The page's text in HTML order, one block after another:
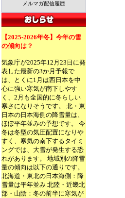
メルマガ配信履歴
【2025-2026年冬】今年の雪
の傾向は？
気象庁が2025年12月23日に発
表した最新の3か月予報で
は、とくに1月は西日本を中
心に強い寒気が南下しやす
く、2月も全国的に冬らしい
寒さになりそうです。 北・東
日本の日本海側の降雪量は、
ほぼ平年並みの予想です。 今
冬は冬型の気圧配置になりや
すく、寒気の南下するタイミ
ングでは、大雪が発生する恐
れがあります。 地域別の降雪
量の傾向は以下の通りです。
北海道・東北の日本海側：降
雪量は平年並み 北陸・近畿北
部・山陰：冬の前半に寒気が